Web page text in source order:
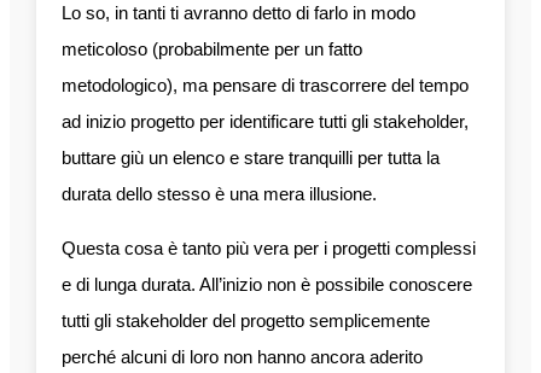
Lo so, in tanti ti avranno detto di farlo in modo
meticoloso (probabilmente per un fatto
metodologico), ma pensare di trascorrere del tempo
ad inizio progetto per identificare tutti gli stakeholder,
buttare giù un elenco e stare tranquilli per tutta la
durata dello stesso è una mera illusione.
Questa cosa è tanto più vera per i progetti complessi
e di lunga durata. All’inizio non è possibile conoscere
tutti gli stakeholder del progetto semplicemente
perché alcuni di loro non hanno ancora aderito